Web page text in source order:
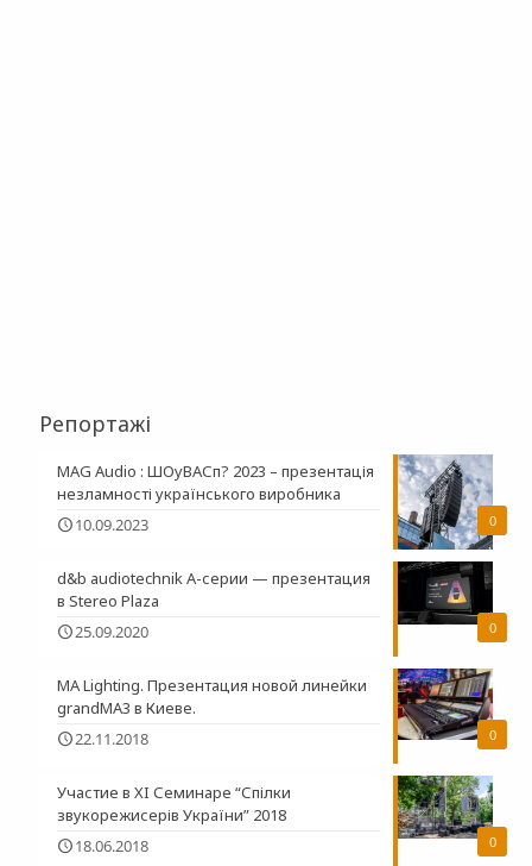
Репортажі
0
MAG Audio : ШОуВАСп? 2023 – презентація
незламності українського виробника
10.09.2023
0
d&b audiotechnik A-серии — презентация
в Stereo Plaza
25.09.2020
0
MA Lighting. Презентация новой линейки
grandMA3 в Киеве.
22.11.2018
0
Участие в XI Семинаре “Спілки
звукорежисерів України” 2018
18.06.2018